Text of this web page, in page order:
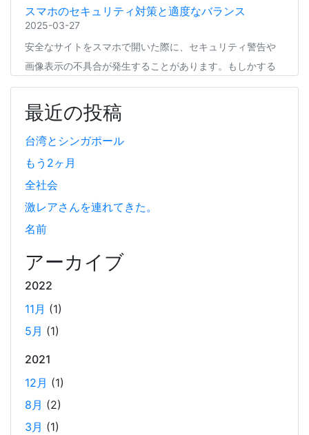
スマホのセキュリティ対策と適度なバランス
2025-03-27
安全なサイトをスマホで開いた際に、セキュリティ警告や
画像表示の不具合が発生することがあります。もしかする
と、スマホの過度なセキュリティ対策が他のアプリの動作
に影響を与えているかもしれません。今回は、セキュリテ
ィ対策とその影響について簡単にご紹介します。
Coima + Rosetta 2 で、Apple Silicon 上で x86_64
の Docker イメージをビルドする (Docker desktop
2025-03-24
Docker Desktop を使わずに、Mac で x86 の Docker イメ
ージのビルドをする手順を書いています。Colima と
Rosetta2 を使って、クロスアーキテクチャーでビルドする
方法です。Lima, QEmu, nerdctl の実例も記載しています。
ビジネスワークに便利なSLACKのリマインド設定
についてご紹介します。 Slackでは、業務で決めたことや会
議の開始前にリマインダーを設定しておくと、とても便利
です。 忙しいと、いくらスケジュールを頭に入れていて
最近の投稿
台湾とシンガポール
もう2ヶ月
全社会
激レアさんを連れてきた。
名前
アーカイブ
2022
11月 (1)
5月 (1)
2021
12月 (1)
8月 (2)
3月 (1)